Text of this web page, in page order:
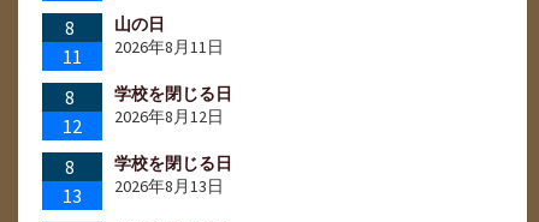
送
り
8
11
山の日
2026年8月11日
8
12
学校を閉じる日
2026年8月12日
8
13
学校を閉じる日
2026年8月13日